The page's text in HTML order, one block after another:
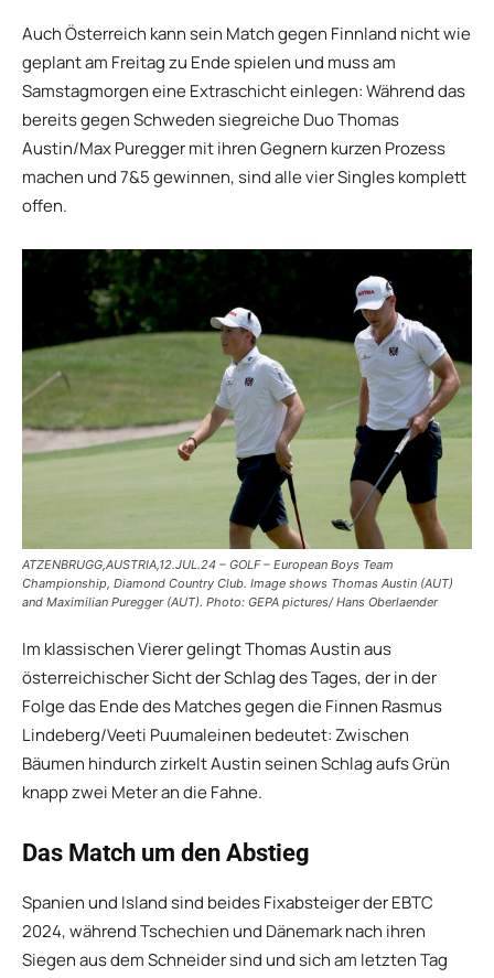
Auch Österreich kann sein Match gegen Finnland nicht wie
geplant am Freitag zu Ende spielen und muss am
Samstagmorgen eine Extraschicht einlegen: Während das
bereits gegen Schweden siegreiche Duo Thomas
Austin/Max Puregger mit ihren Gegnern kurzen Prozess
machen und 7&5 gewinnen, sind alle vier Singles komplett
offen.
ATZENBRUGG,AUSTRIA,12.JUL.24 – GOLF – European Boys Team
Championship, Diamond Country Club. Image shows Thomas Austin (AUT)
and Maximilian Puregger (AUT). Photo: GEPA pictures/ Hans Oberlaender
Im klassischen Vierer gelingt Thomas Austin aus
österreichischer Sicht der Schlag des Tages, der in der
Folge das Ende des Matches gegen die Finnen Rasmus
Lindeberg/Veeti Puumaleinen bedeutet: Zwischen
Bäumen hindurch zirkelt Austin seinen Schlag aufs Grün
knapp zwei Meter an die Fahne.
Das Match um den Abstieg
Spanien und Island sind beides Fixabsteiger der EBTC
2024, während Tschechien und Dänemark nach ihren
Siegen aus dem Schneider sind und sich am letzten Tag